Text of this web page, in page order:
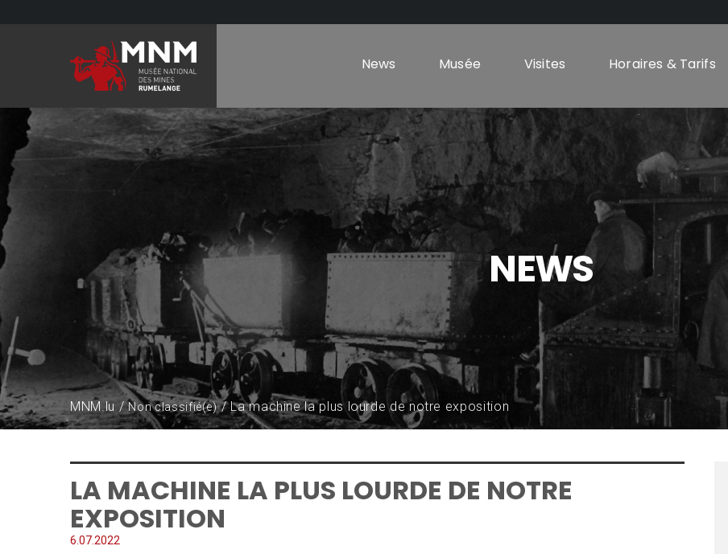
News Musée Visites Horaires & Tarifs
NEWS
MNM.lu Non classifié(e) La machine la plus lourde de notre exposition
LA MACHINE LA PLUS LOURDE DE NOTRE
EXPOSITION
6. 072022